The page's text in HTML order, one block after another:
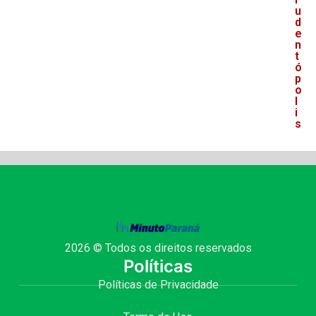
u
d
e
n
t
ó
p
o
l
i
s
2026 © Todos os direitos reservados
Políticas
Políticas de Privacidade